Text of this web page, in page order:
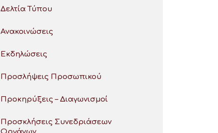
Δελτία Τύπου
Ανακοινώσεις
Εκδηλώσεις
Προσλήψεις Προσωπικού
Προκηρύξεις – Διαγωνισμοί
Προσκλήσεις Συνεδριάσεων